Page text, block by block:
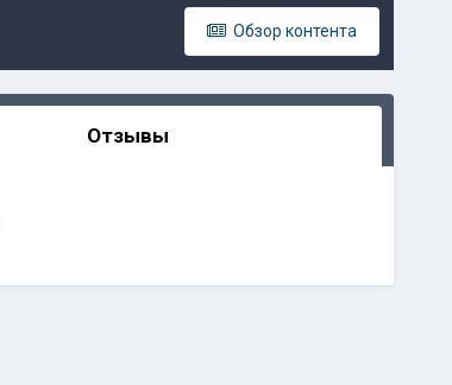
Обзор контента
Отзывы